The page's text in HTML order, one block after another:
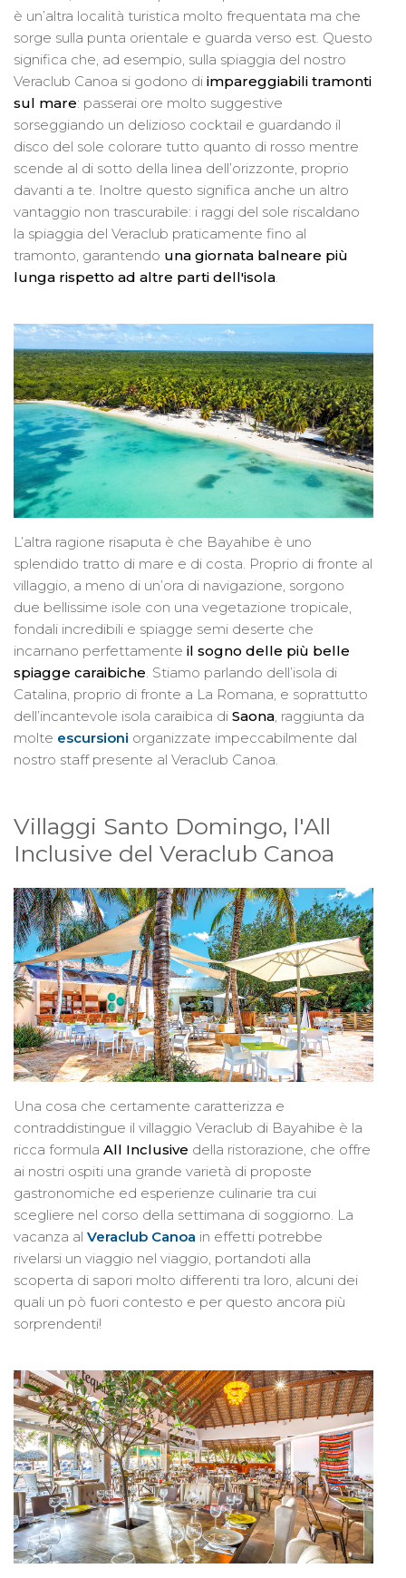
è un’altra località turistica molto frequentata ma che
sorge sulla punta orientale e guarda verso est. Questo
significa che, ad esempio, sulla spiaggia del nostro
Veraclub Canoa si godono di impareggiabili tramonti
sul mare: passerai ore molto suggestive
sorseggiando un delizioso cocktail e guardando il
disco del sole colorare tutto quanto di rosso mentre
scende al di sotto della linea dell’orizzonte, proprio
davanti a te. Inoltre questo significa anche un altro
vantaggio non trascurabile: i raggi del sole riscaldano
la spiaggia del Veraclub praticamente fino al
tramonto, garantendo una giornata balneare più
lunga rispetto ad altre parti dell'isola.
L’altra ragione risaputa è che Bayahibe è uno
splendido tratto di mare e di costa. Proprio di fronte al
villaggio, a meno di un’ora di navigazione, sorgono
due bellissime isole con una vegetazione tropicale,
fondali incredibili e spiagge semi deserte che
incarnano perfettamente il sogno delle più belle
spiagge caraibiche. Stiamo parlando dell’isola di
Catalina, proprio di fronte a La Romana, e soprattutto
dell’incantevole isola caraibica di Saona, raggiunta da
molte escursioni organizzate impeccabilmente dal
nostro staff presente al Veraclub Canoa.
Villaggi Santo Domingo, l'All
Inclusive del Veraclub Canoa
Una cosa che certamente caratterizza e
contraddistingue il villaggio Veraclub di Bayahibe è la
ricca formula All Inclusive della ristorazione, che offre
ai nostri ospiti una grande varietà di proposte
gastronomiche ed esperienze culinarie tra cui
scegliere nel corso della settimana di soggiorno. La
vacanza al Veraclub Canoa in effetti potrebbe
rivelarsi un viaggio nel viaggio, portandoti alla
scoperta di sapori molto differenti tra loro, alcuni dei
quali un pò fuori contesto e per questo ancora più
sorprendenti!